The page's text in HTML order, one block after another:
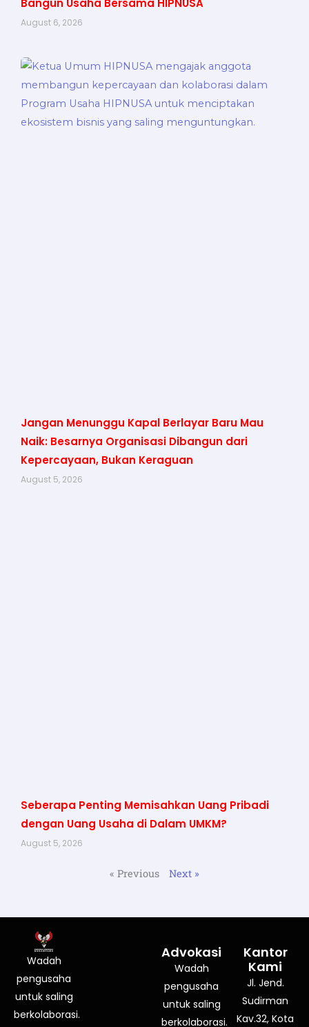
Bangun Usaha Bersama HIPNUSA
August 6, 2026
Jangan Menunggu Kapal Berlayar Baru Mau
Naik: Besarnya Organisasi Dibangun dari
Kepercayaan, Bukan Keraguan
August 5, 2026
Seberapa Penting Memisahkan Uang Pribadi
dengan Uang Usaha di Dalam UMKM?
August 5, 2026
« Previous Next »
Wadah
pengusaha
untuk saling
berkolaborasi.
Advokasi
Wadah
pengusaha
untuk saling
berkolaborasi.
Kantor
Kami
Jl. Jend.
Sudirman
Kav.32, Kota